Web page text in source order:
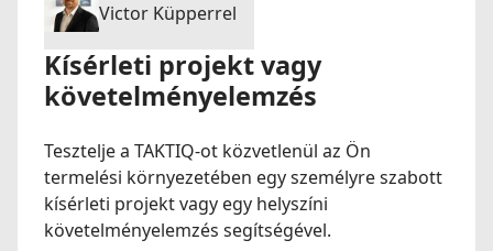
Victor Küpperrel
Kísérleti projekt vagy
követelményelemzés
Tesztelje a TAKTIQ-ot közvetlenül az Ön
termelési környezetében egy személyre szabott
kísérleti projekt vagy egy helyszíni
követelményelemzés segítségével.